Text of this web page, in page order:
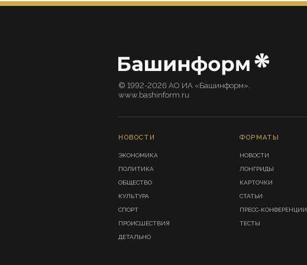
© 1992-2026 АО ИА «Башинформ».
www.bashinform.ru
НОВОСТИ
ЭКОНОМИКА
ПОЛИТИКА
ОБЩЕСТВО
КУЛЬТУРА
СПОРТ
ПРОИСШЕСТВИЯ
ДЕТАЛЬНО
ФОРМАТЫ
НОВОСТИ
ЛОНГРИДЫ
КАРТОЧКИ
СТАТЬИ
ПРЕСС-КОНФЕРЕНЦИИ
ТЕСТЫ